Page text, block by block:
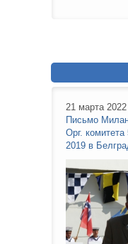
21 марта 2022
Письмо
Орг. комитета
2019 в